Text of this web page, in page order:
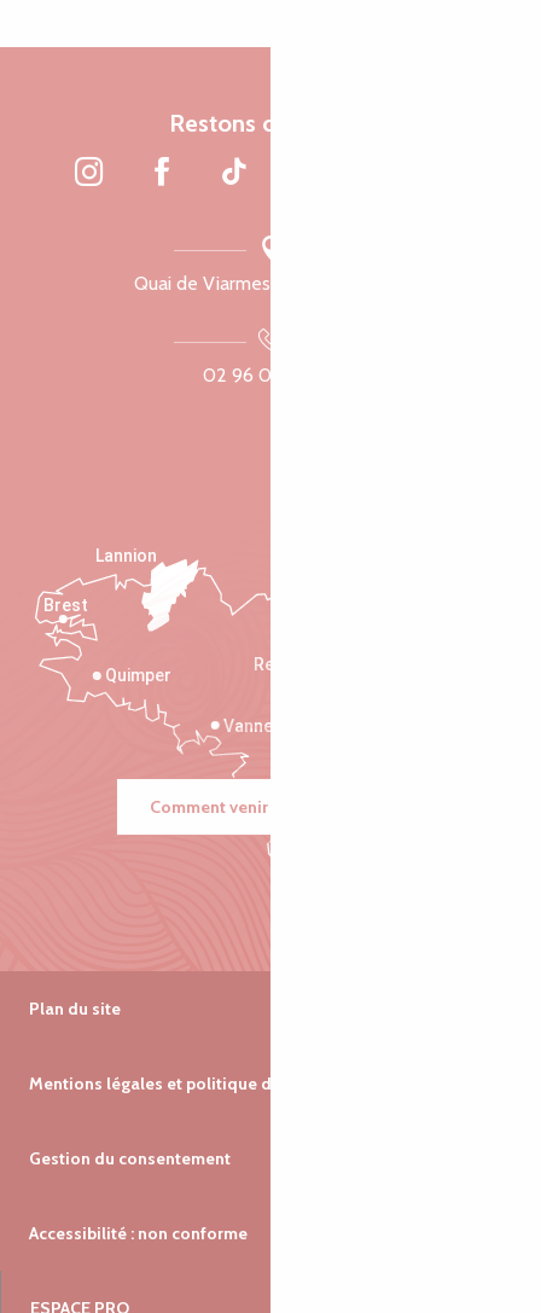
Restons connectés
Quai de Viarmes, 22300 Lannion
02 96 05 60 70
Rennes
Vannes
Quimper
Lannion
Brest
Comment venir ?
Plan du site
Mentions légales et politique de confidentialité
Gestion du consentement
Accessibilité : non conforme
ESPACE PRO